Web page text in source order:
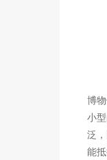
博
小
泛
能